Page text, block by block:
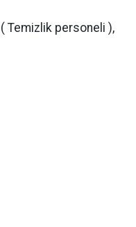
Temizlik personeli ),